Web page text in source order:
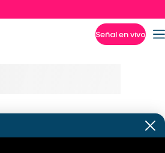
Señal en vivo